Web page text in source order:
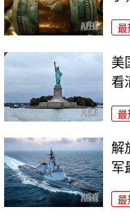
最
美
看
最
解
军
最